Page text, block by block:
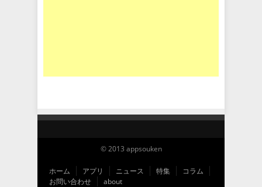
© 2013 appsouken
ホーム アプリ ニュース 特集
コラム
お問い合わせ
about